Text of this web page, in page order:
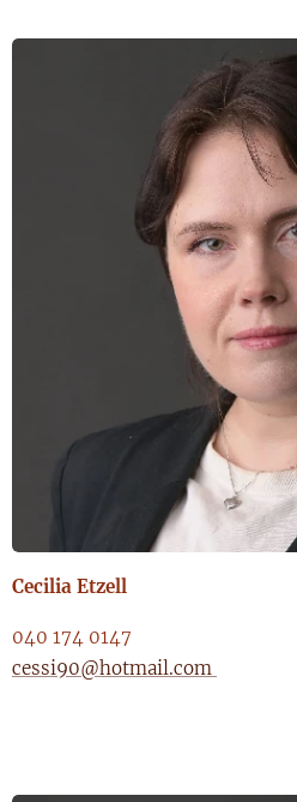
Cecilia Etzell
040 174 0147
cessi90@hotmail.com